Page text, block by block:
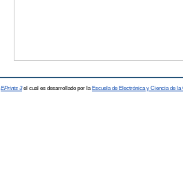
EPrints 3el cual es desarrollado por la Escuela de Electrónica y Ciencia de la